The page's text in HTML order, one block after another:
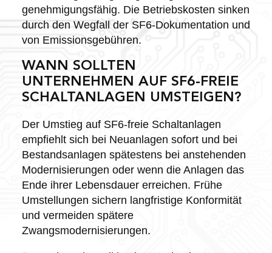
genehmigungsfähig. Die Betriebskosten sinken
durch den Wegfall der SF6-Dokumentation und
von Emissionsgebühren.
WANN SOLLTEN
UNTERNEHMEN AUF SF6-FREIE
SCHALTANLAGEN UMSTEIGEN?
Der Umstieg auf SF6-freie Schaltanlagen
empfiehlt sich bei Neuanlagen sofort und bei
Bestandsanlagen spätestens bei anstehenden
Modernisierungen oder wenn die Anlagen das
Ende ihrer Lebensdauer erreichen. Frühe
Umstellungen sichern langfristige Konformität
und vermeiden spätere
Zwangsmodernisierungen.